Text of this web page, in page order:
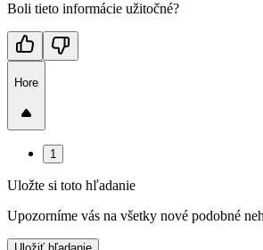
Boli tieto informácie užitočné?
Hore
1
Uložte si toto hľadanie
Upozorníme vás na všetky nové podobné